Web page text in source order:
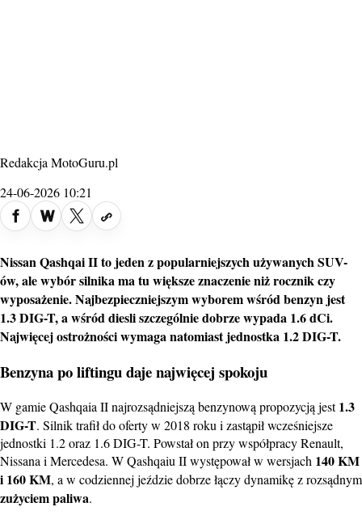
Redakcja MotoGuru.pl
24-06-2026 10:21
fot. Nissan
Nissan QashqaiII to jeden z popularniejszych używanych SUV-
ów, ale wybór silnika ma tu większe znaczenie niż rocznik czy
wyposażenie. Najbezpieczniejszym wyborem wśród benzyn jest
1.3 DIG-T, a wśród diesli szczególnie dobrze wypada 1.6 dCi.
Najwięcej ostrożności wymaga natomiast jednostka 1.2 DIG-T.
Benzyna po liftingu daje najwięcej spokoju
W gamie Qashqaia II najrozsądniejszą benzynową propozycją jest1.3
DIG-T. Silnik trafił do oferty w 2018 roku i zastąpił wcześniejsze
jednostki 1.2 oraz 1.6 DIG-T. Powstał on przy współpracy Renault,
Nissana i Mercedesa. W Qashqaiu II występował w wersjach 140 KM
i 160 KM, a w codziennej jeździe dobrze łączy dynamikę z rozsądnym
zużyciem paliwa.